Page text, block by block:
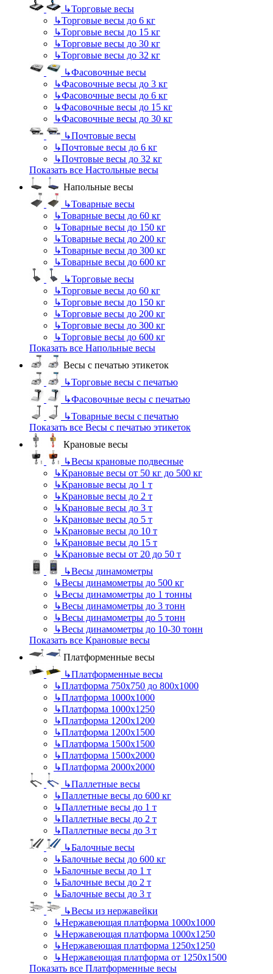
↳Торговые весы
↳Торговые весы до 6 кг
↳Торговые весы до 15 кг
↳Торговые весы до 30 кг
↳Торговые весы до 32 кг
↳Фасовочные весы
↳Фасовочные весы до 3 кг
↳Фасовочные весы до 6 кг
↳Фасовочные весы до 15 кг
↳Фасовочные весы до 30 кг
↳Почтовые весы
↳Почтовые весы до 6 кг
↳Почтовые весы до 32 кг
Показать все Настольные весы
Напольные весы
↳Товарные весы
↳Товарные весы до 60 кг
↳Товарные весы до 150 кг
↳Товарные весы до 200 кг
↳Товарные весы до 300 кг
↳Товарные весы до 600 кг
↳Торговые весы
↳Торговые весы до 60 кг
↳Торговые весы до 150 кг
↳Торговые весы до 200 кг
↳Торговые весы до 300 кг
↳Торговые весы до 600 кг
Показать все Напольные весы
Весы с печатью этикеток
↳Торговые весы с печатью
↳Фасовочные весы с печатью
↳Товарные весы с печатью
Показать все Весы с печатью этикеток
Крановые весы
↳Весы крановые подвесные
↳Крановые весы от 50 кг до 500 кг
↳Крановые весы до 1 т
↳Крановые весы до 2 т
↳Крановые весы до 3 т
↳Крановые весы до 5 т
↳Крановые весы до 10 т
↳Крановые весы до 15 т
↳Крановые весы от 20 до 50 т
↳Весы динамометры
↳Весы динамометры до 500 кг
↳Весы динамометры до 1 тонны
↳Весы динамометры до 3 тонн
↳Весы динамометры до 5 тонн
↳Весы динамометры до 10-30 тонн
Показать все Крановые весы
Платформенные весы
↳Платформенные весы
↳Платформа 750х750 до 800х1000
↳Платформа 1000х1000
↳Платформа 1000х1250
↳Платформа 1200х1200
↳Платформа 1200х1500
↳Платформа 1500х1500
↳Платформа 1500х2000
↳Платформа 2000х2000
↳Паллетные весы
↳Паллетные весы до 600 кг
↳Паллетные весы до 1 т
↳Паллетные весы до 2 т
↳Паллетные весы до 3 т
↳Балочные весы
↳Балочные весы до 600 кг
↳Балочные весы до 1 т
↳Балочные весы до 2 т
↳Балочные весы до 3 т
↳Весы из нержавейки
↳Нержавеющая платформа 1000х1000
↳Нержавеющая платформа 1000х1250
↳Нержавеющая платформа 1250х1250
↳Нержавеющая платформа от 1250х1500
Показать все Платформенные весы